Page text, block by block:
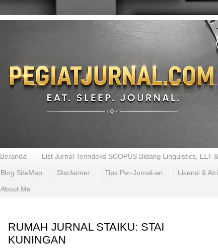
Beranda List Jurnal Terindeks SCOPUS Bidang Linguistics, ELT
Blog SiteMap Disclaimer Tips Per-Jurnal-an Lisensi &
About Me
RUMAH JURNAL STAIKU: STAI
KUNINGAN